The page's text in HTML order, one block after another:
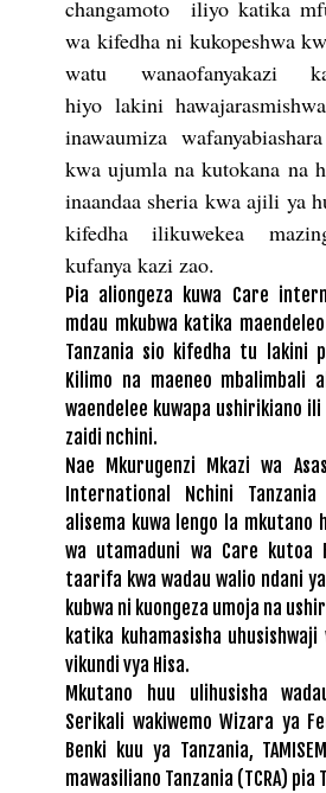
changamoto
iliyo katika
wa kifedha ni kukopeshwa
watu wanaofanyakazi
hiyo lakini
inawaumiza
kwa ujumla na kutokana na
inaandaa sheria kwa ajili ya
kifedha ilikuwekea
kufanya kazi zao.
Pia aliongeza kuwa Care
mdau mkubwa katika
Tanzania sio kifedha tu lakini
Kilimo na maeneo mbalimbali
waendelee kuwapa ushirikiano
zaidi nchini.
Nae Mkurugenzi Mkazi wa
International Nchini
alisema kuwa lengo la mkutano
wa utamaduni wa Care kutoa
taarifa kwa wadau walio ndani
kubwa ni kuongeza umoja na
katika kuhamasisha
vikundi vya Hisa.
Mkutano huu ulihusisha
Serikali wakiwemo Wizara ya
Benki kuu ya Tanzania,
mawasiliano Tanzania (TCRA) pia